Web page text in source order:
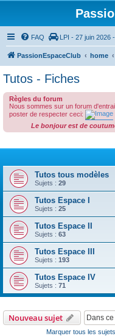
FAQ LPI - 27 juin 2026
PassionEspaceClub home
Tutos - Fiches
Règles du forum
Nous sommes sur un forum
poster de respecter ceci:
Le bonjour est de
Tutos tous modèles
Sujets : 29
Tutos Espace I
Sujets : 25
Tutos Espace II
Sujets : 63
Tutos Espace III
Sujets : 193
Tutos Espace IV
Sujets : 71
Nouveau sujet
Marquer tous les